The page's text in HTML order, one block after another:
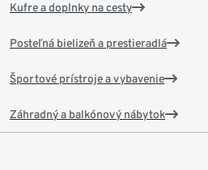
Kufre a doplnky na cesty
Posteľná bielizeň a prestieradlá
Športové prístroje a vybavenie
Záhradný a balkónový nábytok